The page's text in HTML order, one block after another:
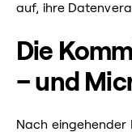
auf, ihre
Die
– und
Nach